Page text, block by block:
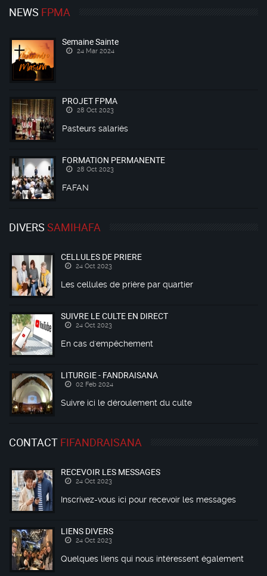
NEWS FPMA
Semaine Sainte
24 Mar 2024
PROJET FPMA
28 Oct 2023
Pasteurs salariés
FORMATION PERMANENTE
28 Oct 2023
FAFAN
DIVERS SAMIHAFA
CELLULES DE PRIERE
24 Oct 2023
Les cellules de prière par quartier
SUIVRE LE CULTE EN DIRECT
24 Oct 2023
En cas d'empêchement
LITURGIE - FANDRAISANA
02 Feb 2024
Suivre ici le déroulement du culte
CONTACT FIFANDRAISANA
RECEVOIR LES MESSAGES
24 Oct 2023
Inscrivez-vous ici pour recevoir les messages
LIENS DIVERS
24 Oct 2023
Quelques liens qui nous intéressent également